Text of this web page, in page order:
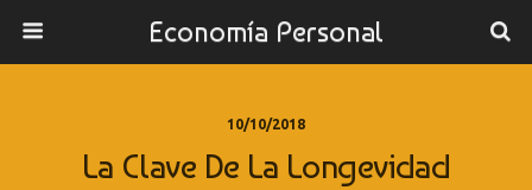
Economía Personal
10/10/2018
La Clave De La Longevidad